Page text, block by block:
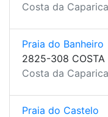
Costa da
Praia do Banheiro
2825-308 COSTA
Costa da
Praia do Castelo